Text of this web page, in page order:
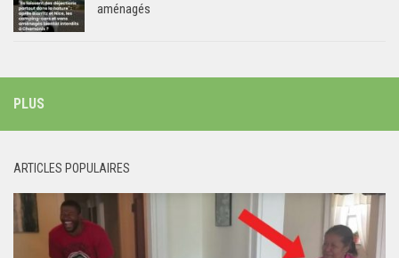
aménagés
PLUS
ARTICLES POPULAIRES